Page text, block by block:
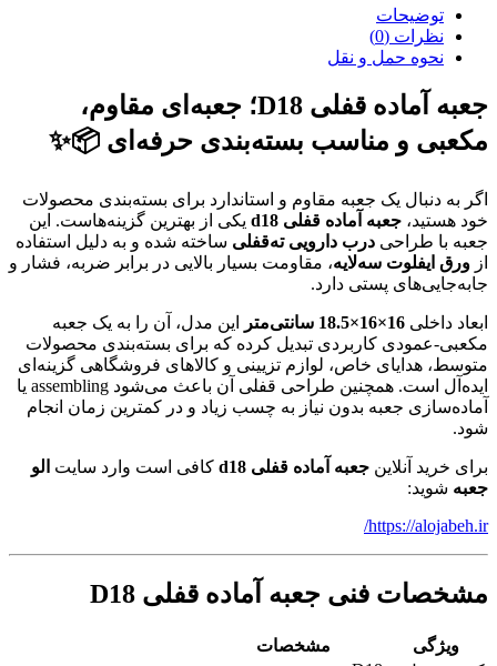
توضیحات
نظرات (0)
نحوه حمل و نقل
جعبه آماده قفلی D18؛ جعبه‌ای مقاوم،
مکعبی و مناسب بسته‌بندی حرفه‌ای 📦✨
اگر به دنبال یک جعبه مقاوم و استاندارد برای بسته‌بندی محصولات
خود هستید، جعبه آماده قفلی d18
یکی از بهترین گزینه‌هاست. این
جعبه با طراحی درب دارویی ته‌قفلی ساخته شده و به دلیل استفاده
از ورق ایفلوت سه‌لایه، مقاومت بسیار بالایی در برابر ضربه، فشار و
جابه‌جایی‌های پستی دارد.
ابعاد داخلی 16×16×18.5 سانتی‌متر
این مدل، آن را به یک جعبه
مکعبی-عمودی کاربردی تبدیل کرده که برای بسته‌بندی محصولات
متوسط، هدایای خاص، لوازم تزیینی و کالاهای فروشگاهی گزینه‌ای
ایده‌آل است. همچنین طراحی قفلی آن باعث می‌شود assembling یا
آماده‌سازی جعبه بدون نیاز به چسب زیاد و در کمترین زمان انجام
شود.
برای خرید آنلاین جعبه آماده قفلی d18 کافی است وارد سایت الو
جعبه شوید:
https://alojabeh.ir/
مشخصات فنی جعبه آماده قفلی D18
ویژگی
مشخصات